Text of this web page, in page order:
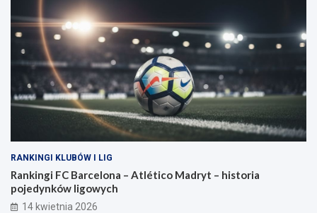
RANKINGI KLUBÓW I LIG
Rankingi FC Barcelona – Atlético Madryt – historia
pojedynków ligowych
14 kwietnia 2026